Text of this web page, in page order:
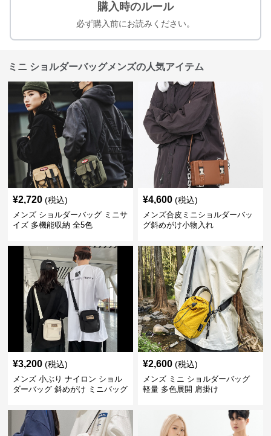
購入時のルール
必ず購入前にお読みください。
ミニ ショルダーバッグメンズの人気アイテム
¥2,720 (税込)
メンズ ショルダーバッグ ミニサ
イズ 多機能収納 全5色
¥4,600 (税込)
メンズ合皮ミニショルダーバッ
グ斜めがけ小物入れ
¥3,200 (税込)
メンズ 小ぶり ナイロン ショル
ダーバッグ 斜めがけ ミニバッグ
¥2,600 (税込)
メンズ ミニ ショルダーバッグ
軽量 多色展開 肩掛け